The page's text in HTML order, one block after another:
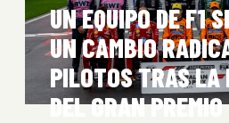
UN EQUIPO DE F1
UN CAMBIO
PILOTOS TRAS LA
DEL GRAN